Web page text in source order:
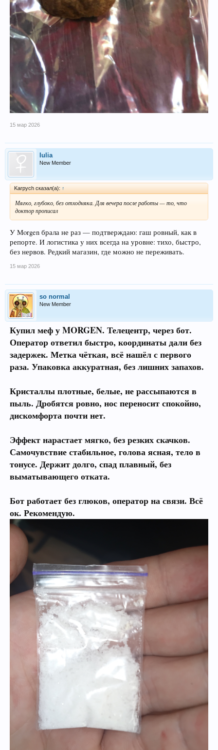
15 мар 2026
Iulia
New Member
Karpych сказал(а): ↑
Мягко, глубоко, без отходняка. Для вечера после работы — то, что
доктор прописал
У Morgen брала не раз — подтверждаю: гаш ровный, как в
репорте. И логистика у них всегда на уровне: тихо, быстро,
без нервов. Редкий магазин, где можно не переживать.
15 мар 2026
so normal
New Member
Купил меф у MORGEN. Телецентр, через бот.
Оператор ответил быстро, координаты дали без
задержек. Метка чёткая, всё нашёл с первого
раза. Упаковка аккуратная, без лишних запахов.
Кристаллы плотные, белые, не рассыпаются в
пыль. Дробятся ровно, нос переносит спокойно,
дискомфорта почти нет.
Эффект нарастает мягко, без резких скачков.
Самочувствие стабильное, голова ясная, тело в
тонусе. Держит долго, спад плавный, без
выматывающего отката.
Бот работает без глюков, оператор на связи. Всё
ок. Рекомендую.